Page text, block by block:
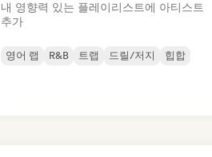
내 영향력 있는 플레이리스트에 아티스트
추가
영어 랩 R&B 트랩 드릴/저지 힙합